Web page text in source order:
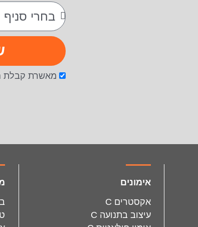
מאשרת קבלת
אימונים
אקסטרים C
עיצוב בתנועה C
facebook